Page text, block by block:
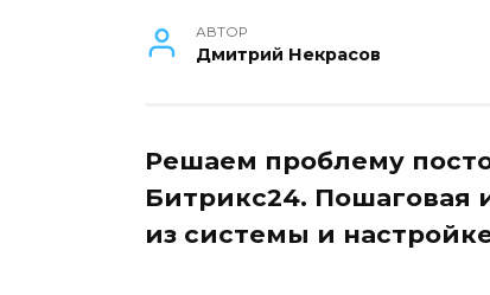
АВТОР
Дмитрий Некрасов
Решаем проблему
Битрикс24. Пошаговая
из системы и